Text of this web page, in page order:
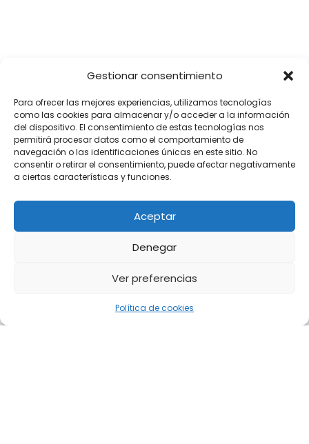
Gestionar consentimiento
Para ofrecer las mejores experiencias, utilizamos tecnologías
como las cookies para almacenar y/o acceder a la información
del dispositivo. El consentimiento de estas tecnologías nos
permitirá procesar datos como el comportamiento de
navegación o las identificaciones únicas en este sitio. No
consentir o retirar el consentimiento, puede afectar negativamente
a ciertas características y funciones.
Aceptar
Denegar
Ver preferencias
Política de cookies